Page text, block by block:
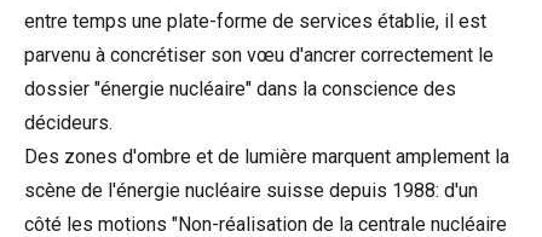
entre temps une plate-forme de services établie, il est
parvenu à concrétiser son vœu d'ancrer correctement le
dossier "énergie nucléaire" dans la conscience des
décideurs.
Des zones d'ombre et de lumière marquent amplement la
scène de l'énergie nucléaire suisse depuis 1988: d'un
côté les motions "Non-réalisation de la centrale nucléaire